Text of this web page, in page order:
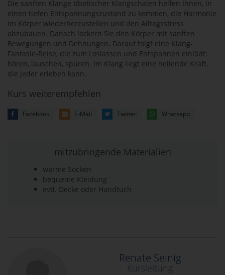
Die sanften Klänge tibetischer Klangschalen helfen Ihnen, in
einen tiefen Entspannungszustand zu kommen, die Harmonie
im Körper wiederherzustellen und den Alltagsstress
abzubauen. Danach lockern Sie den Körper mit sanften
Bewegungen und Dehnungen. Darauf folgt eine Klang-
Fantasie-Reise, die zum Loslassen und Entspannen einlädt:
hören, lauschen, spüren. Im Klang liegt eine heilende Kraft,
die jeder erleben kann.
Kurs weiterempfehlen
Facebook E-Mail Twitter Whatsapp
mitzubringende Materialien
warme Socken
bequeme Kleidung
evtl. Decke oder Handtuch
Renate Seinig
Kursleitung